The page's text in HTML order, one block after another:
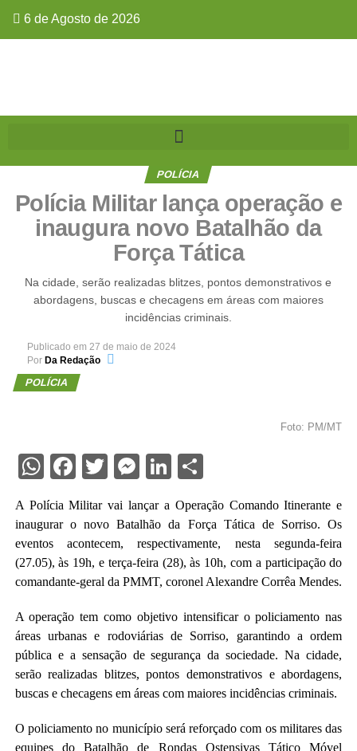
6 de Agosto de 2026
POLÍCIA
Polícia Militar lança operação e
inaugura novo Batalhão da
Força Tática
Na cidade, serão realizadas blitzes, pontos demonstrativos e
abordagens, buscas e checagens em áreas com maiores
incidências criminais.
Publicado em 27 de maio de 2024
Por Da Redação
POLÍCIA
Foto: PM/MT
WhatsApp
Facebook
Twitter
Messenger
LinkedIn
Share
A Polícia Militar vai lançar a Operação Comando Itinerante e
inaugurar o novo Batalhão da Força Tática de Sorriso. Os
eventos acontecem, respectivamente, nesta segunda-feira
(27.05), às 19h, e terça-feira (28), às 10h, com a participação do
comandante-geral da PMMT, coronel Alexandre Corrêa Mendes.
A operação tem como objetivo intensificar o policiamento nas
áreas urbanas e rodoviárias de Sorriso, garantindo a ordem
pública e a sensação de segurança da sociedade. Na cidade,
serão realizadas blitzes, pontos demonstrativos e abordagens,
buscas e checagens em áreas com maiores incidências criminais.
O policiamento no município será reforçado com os militares das
equipes do Batalhão de Rondas Ostensivas Tático Móvel